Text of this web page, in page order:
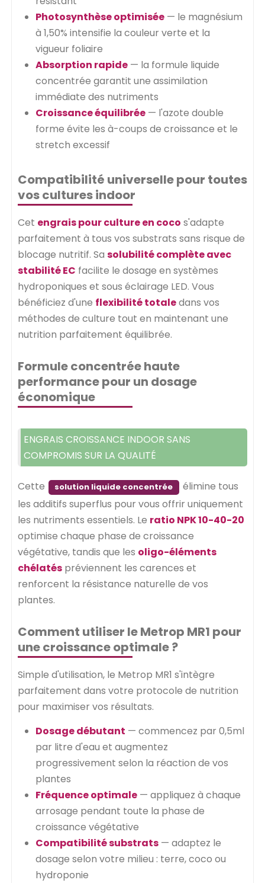
Photosynthèse optimisée — le magnésium
à 1,50% intensifie la couleur verte et la
vigueur foliaire
Absorption rapide — la formule liquide
concentrée garantit une assimilation
immédiate des nutriments
Croissance équilibrée — l'azote double
forme évite les à-coups de croissance et le
stretch excessif
Compatibilité universelle pour toutes
vos cultures indoor
Cet engrais pour culture en coco s'adapte
parfaitement à tous vos substrats sans risque de
blocage nutritif. Sa solubilité complète avec
stabilité EC facilite le dosage en systèmes
hydroponiques et sous éclairage LED. Vous
bénéficiez d'une flexibilité totaledans vos
méthodes de culture tout en maintenant une
nutrition parfaitement équilibrée.
Formule concentrée haute
performance pour un dosage
économique
ENGRAIS CROISSANCE INDOOR SANS
COMPROMIS SUR LA QUALITÉ
Cette solution liquide concentrée
élimine tous
les additifs superflus pour vous offrir uniquement
les nutriments essentiels. Le ratio NPK 10-40-20
optimise chaque phase de croissance
végétative, tandis que les oligo-éléments
chélatés préviennent les carences et
renforcent la résistance naturelle de vos
plantes.
Comment utiliser le Metrop MR1 pour
une croissance optimale ?
Simple d'utilisation, le Metrop MR1 s'intègre
parfaitement dans votre protocole de nutrition
pour maximiser vos résultats.
Dosage débutant — commencez par 0,5ml
par litre d'eau et augmentez
progressivement selon la réaction de vos
plantes
Fréquence optimale — appliquez à chaque
arrosage pendant toute la phase de
croissance végétative
Compatibilité substrats — adaptez le
dosage selon votre milieu : terre, coco ou
hydroponie